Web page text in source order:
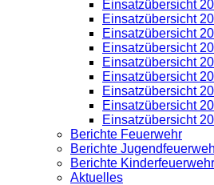
Einsatzübersicht
Einsatzübersicht
Einsatzübersicht
Einsatzübersicht
Einsatzübersicht
Einsatzübersicht
Einsatzübersicht
Einsatzübersicht
Einsatzübersicht
Berichte Feuerwehr
Berichte
Berichte Kinderfeuerwehr
Aktuelles